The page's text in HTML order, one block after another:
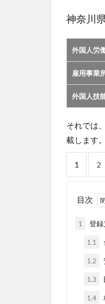
神奈川
外国人労
雇用事業
外国人技
それでは
載します。
1 2
目次
1 登
1.1
1.2
1.3
1.4